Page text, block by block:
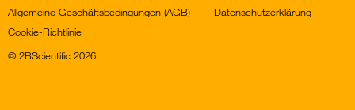
© 2BScientific 2026
Allgemeine Geschäftsbedingungen (AGB)
Datenschutzerklärung
Cookie-Richtlinie